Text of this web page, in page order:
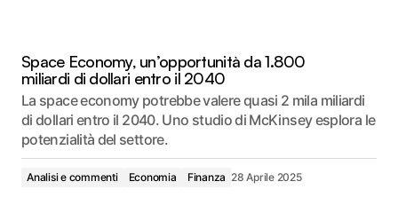
Space Economy, un’opportunità da 1.800
miliardi di dollari entro il 2040
La space economy potrebbe valere quasi 2 mila miliardi
di dollari entro il 2040. Uno studio di McKinsey esplora le
potenzialità del settore.
Analisi e commenti Economia Finanza 28 Aprile 2025